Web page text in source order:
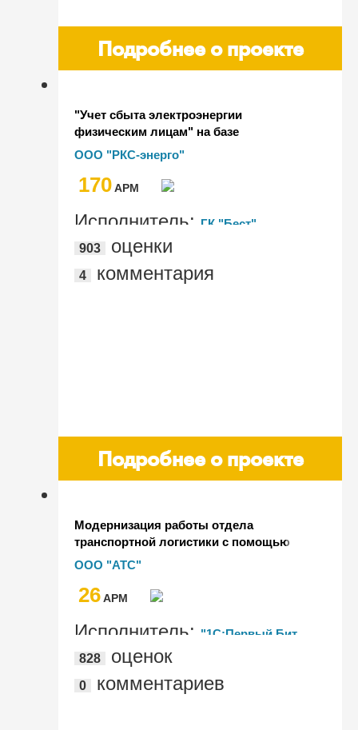
Подробнее о проекте
"Учет сбыта электроэнергии
физическим лицам" на базе
программного продукта "1С:Биллинг"
ООО "РКС-энерго"
170AРМ
Исполнитель: ГК "Бест"
903
оценки
4 комментария
Подробнее о проекте
Модернизация работы отдела
транспортной логистики с помощью
единого информационного поля на
ветроэнергетики
ООО "АТС"
26AРМ
Исполнитель: "1С:Первый Бит,
Воронеж"
828 оценок
0 комментариев